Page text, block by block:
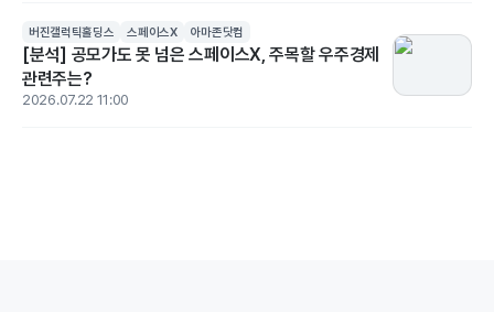
버진갤럭틱홀딩스 스페이스X 아마존닷컴
[분석] 공모가도 못 넘은 스페이스X, 주목할 우주경제
관련주는?
2026.07.22 11:00